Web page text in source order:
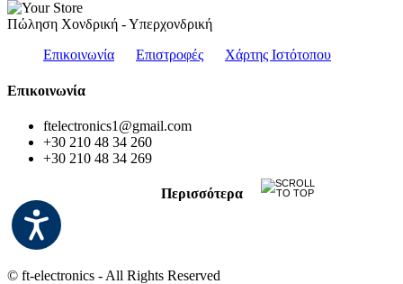
Πώληση Χονδρική - Υπερχονδρική
Επικοινωνία
Επιστροφές Χάρτης Ιστότοπου
Επικοινωνία
ftelectronics1@gmail.com
+30 210 48 34 260
+30 210 48 34 269
Περισσότερα
© ft-electronics - All Rights Reserved